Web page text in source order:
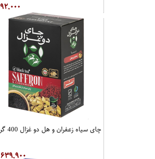
۹۲,۰۰۰
چای سیاه زعفران و هل دو غزال 400 گرمی
۶۳۹,۹۰۰